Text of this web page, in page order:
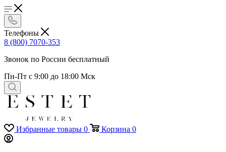
Телефоны
8 (800) 7070-353
Звонок по России бесплатный
Пн-Пт с 9:00 до 18:00 Мск
Избранные товары 0 Корзина 0